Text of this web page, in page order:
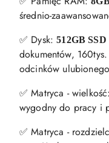
średnio-
✅ Dysk:512GB SSD
dokumentów,
odcinków
✅ Matryca - wielkość:
wygodny do pracy i
✅ Matryca -